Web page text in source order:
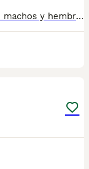
Bichón maltes linea americana tenemos machos y hembras ,distintos colores Nuestros cachorros nacen y crecen en un ambiente familiar ,sin jaulas ,con un respeto y exclusiva cria,somos respetuosos con el tiempo de destete ,cada cachorro necesita su tiempo.. Destetamos con un pienso de alta calidad , Cachorros revisados ,desde el nacimiento ,hasta la entrega por un veterinario competente ,buscando siempre el bienestar de nuestros animales.. Sociabilizados y equilibrados tanto padres como cachorros Se entregan con todo el protocolo veterinario legal,y garantías por escrito completas.. Tenemos servicio de entrega personalizado a cualquier punto de España,directo.. El precio puede cambiar tanto en sexo como en características del cachorro. Dejanos tú teléfono y te mandamos toda la información fotos y vídeos ..